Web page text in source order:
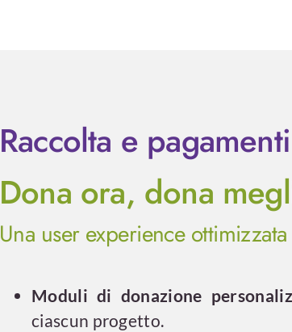
Raccolta e
Dona ora, dona
Una user experience
Moduli di donazione
ciascun progetto.